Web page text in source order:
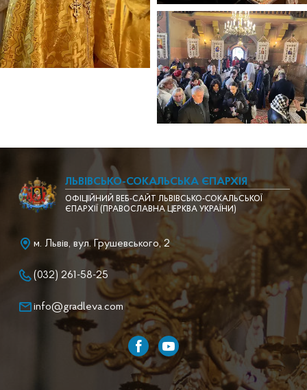
ЛЬВІВСЬКО-СОКАЛЬСЬКА ЄПАРХІЯ
ОФІЦІЙНИЙ ВЕБ-САЙТ ЛЬВІВСЬКО-СОКАЛЬСЬКОЇ
ЄПАРХІЇ (ПРАВОСЛАВНА ЦЕРКВА УКРАЇНИ)
м. Львів, вул. Грушевського, 2
(032) 261-58-25
info@gradleva.com